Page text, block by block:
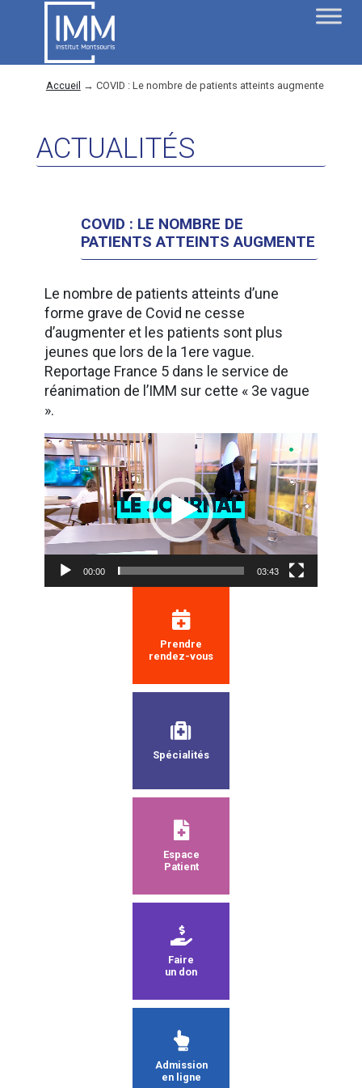
Accueil → COVID : Le nombre de patients atteints augmente
ACTUALITÉS
COVID : LE NOMBRE DE
PATIENTS ATTEINTS AUGMENTE
Le nombre de patients atteints d’une
forme grave de Covid ne cesse
d’augmenter et les patients sont plus
jeunes que lors de la 1ere vague.
Reportage France 5 dans le service de
réanimation de l’IMM sur cette « 3e vague
».
Lecteur
vidéo
00:00 03:43
Prendre
rendez-vous
Spécialités
Espace
Patient
Faire
un don
Admission
en ligne